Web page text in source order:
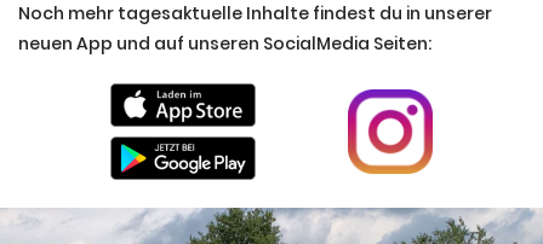
Noch mehr tagesaktuelle Inhalte findest du in unserer
neuen App und auf unseren SocialMedia Seiten: